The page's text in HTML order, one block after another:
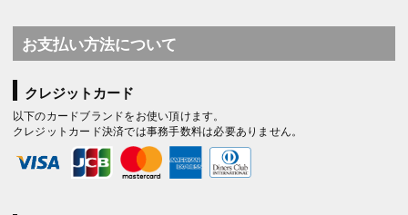
お支払い方法について
クレジットカード
以下のカードブランドをお使い頂けます。
クレジットカード決済では事務手数料は必要ありません。